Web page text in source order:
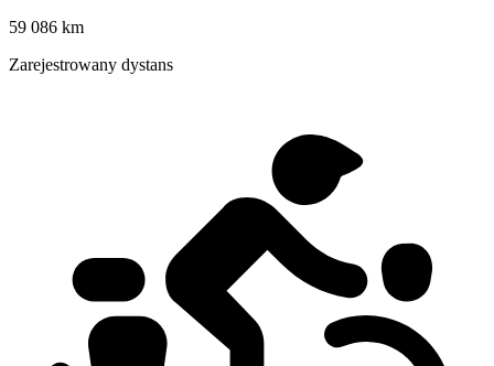
59 086 km
Zarejestrowany dystans